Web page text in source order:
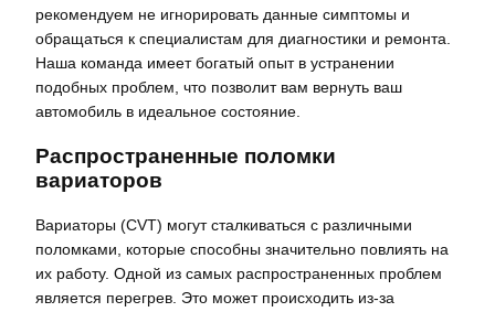
рекомендуем не игнорировать данные симптомы и
обращаться к специалистам для диагностики и ремонта.
Наша команда имеет богатый опыт в устранении
подобных проблем, что позволит вам вернуть ваш
автомобиль в идеальное состояние.
Распространенные поломки
вариаторов
Вариаторы (CVT) могут сталкиваться с различными
поломками, которые способны значительно повлиять на
их работу. Одной из самых распространенных проблем
является перегрев. Это может происходить из-за